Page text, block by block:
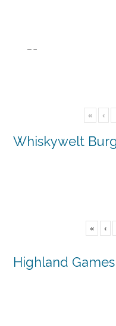
« ‹
Whiskywelt
« ‹
Highland